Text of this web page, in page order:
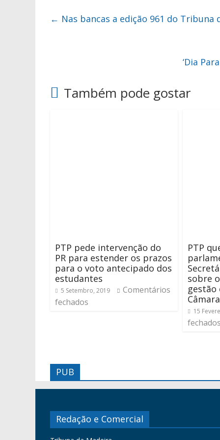
← Nas bancas a edição 961 do Tribuna
‘Dia
Também pode gostar
PTP pede intervenção do
PR para estender os prazos
para o voto antecipado dos
estudantes
5 Setembro, 2019
Comentários
fechados
PTP
sobre
gestão
15
PUB
Redação e Comercial